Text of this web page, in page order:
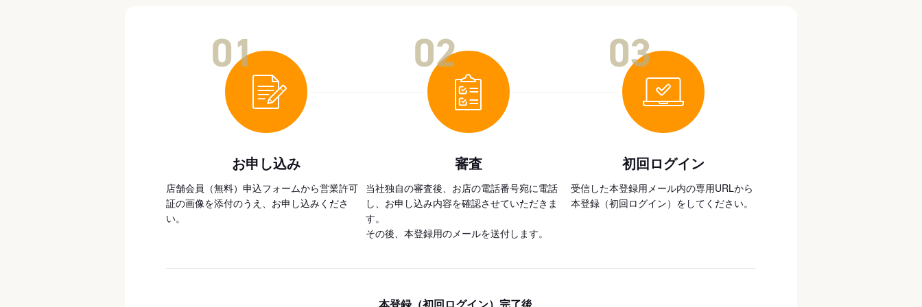
お申し込み
店舗会員（無料）申込フォームから営業許可
証の画像を添付のうえ、お申し込みくださ
い。
審査
当社独自の審査後、お店の電話番号宛に電話
し、お申し込み内容を確認させていただきま
す。
その後、本登録用のメールを送付します。
初回ログイン
受信した本登録用メール内の専用URLから
本登録（初回ログイン）をしてください。